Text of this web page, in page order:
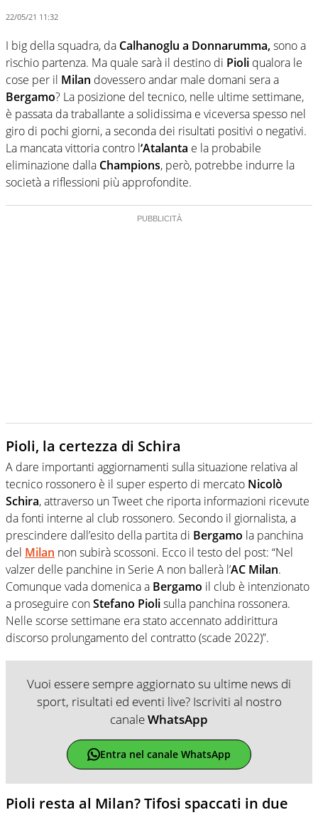
22/05/21 11:32
I big della squadra, da Calhanoglu a Donnarumma,sono a
rischio partenza. Ma quale sarà il destino di Pioli qualora le
cose per il Milan dovessero andar male domani sera a
Bergamo? La posizione del tecnico, nelle ultime settimane,
è passata da traballante a solidissima e viceversa spesso nel
giro di pochi giorni, a seconda dei risultati positivi o negativi.
La mancata vittoria contro l‘Atalanta e la probabile
eliminazione dalla Champions, però, potrebbe indurre la
società a riflessioni più approfondite.
Pioli, la certezza di Schira
A dare importanti aggiornamenti sulla situazione relativa al
tecnico rossonero è il super esperto di mercato Nicolò
Schira, attraverso un Tweet che riporta informazioni ricevute
da fonti interne al club rossonero. Secondo il giornalista, a
prescindere dall’esito della partita di Bergamo la panchina
del Milan non subirà scossoni. Ecco il testo del post: “Nel
valzer delle panchine in Serie A non ballerà l’AC Milan.
Comunque vada domenica a Bergamo il club è intenzionato
a proseguire conStefano Piolisulla panchina rossonera.
Nelle scorse settimane era stato accennato addirittura
discorso prolungamento del contratto (scade 2022)”.
Vuoi essere sempre aggiornato su ultime news di
sport, risultati ed eventi live? Iscriviti al nostro
canaleWhatsApp
Entra nel canale WhatsApp
Pioli resta al Milan? Tifosi spaccati in due